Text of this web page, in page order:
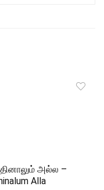
அல்ல –
Alla